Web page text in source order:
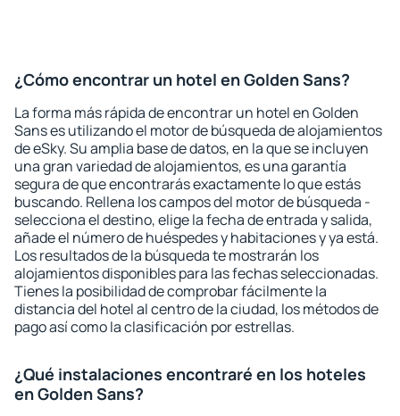
¿Cómo encontrar un hotel en Golden Sans?
La forma más rápida de encontrar un hotel en Golden
Sans es utilizando el motor de búsqueda de alojamientos
de eSky. Su amplia base de datos, en la que se incluyen
una gran variedad de alojamientos, es una garantía
segura de que encontrarás exactamente lo que estás
buscando. Rellena los campos del motor de búsqueda -
selecciona el destino, elige la fecha de entrada y salida,
añade el número de huéspedes y habitaciones y ya está.
Los resultados de la búsqueda te mostrarán los
alojamientos disponibles para las fechas seleccionadas.
Tienes la posibilidad de comprobar fácilmente la
distancia del hotel al centro de la ciudad, los métodos de
pago así como la clasificación por estrellas.
¿Qué instalaciones encontraré en los hoteles
en Golden Sans?